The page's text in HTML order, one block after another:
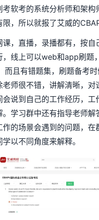
考软考的系统分析师和架构
限，所以就报了艾威的CBAP
课，直播，录播都有，按自
，线上可以web和app刷题
而且有错题集，刷题备考时
老师很不错，讲解清晰，对
会说到自己的工作经历，工
。学习群中还有指导老师解
作的场景会遇到的问题，在
以不同角度来解释。